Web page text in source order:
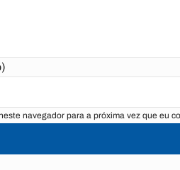
navegador para a próxima vez que eu